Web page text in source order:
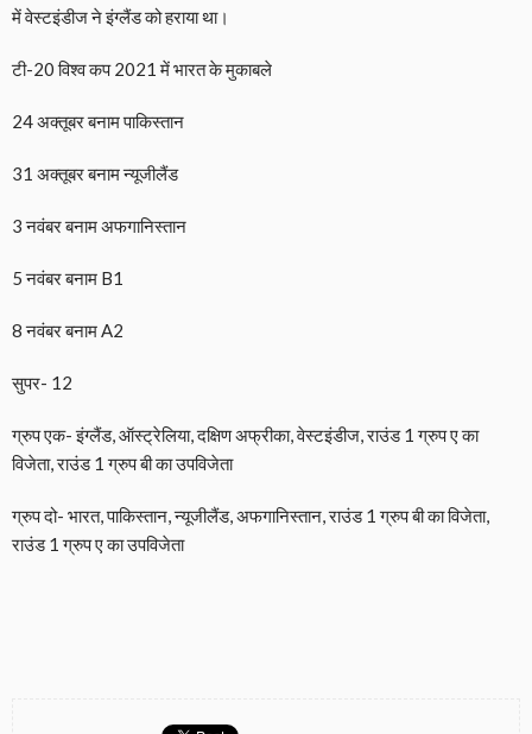
में वेस्टइंडीज ने इंग्लैंड को हराया था।
टी-20 विश्व कप 2021 में भारत के मुकाबले
24 अक्तूबर बनाम पाकिस्तान
31 अक्तूबर बनाम न्यूजीलैंड
3 नवंबर बनाम अफगानिस्तान
5 नवंबर बनाम B1
8 नवंबर बनाम A2
सुपर- 12
ग्रुप एक- इंग्लैंड, ऑस्ट्रेलिया, दक्षिण अफ्रीका, वेस्टइंडीज, राउंड 1 ग्रुप ए का
विजेता, राउंड 1 ग्रुप बी का उपविजेता
ग्रुप दो- भारत, पाकिस्तान, न्यूजीलैंड, अफगानिस्तान, राउंड 1 ग्रुप बी का विजेता,
राउंड 1 ग्रुप ए का उपविजेता